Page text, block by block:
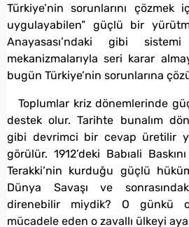
Türkiye’nin sorunlarını
uygulayabilen” güçlü bir
Anayasası’ndaki gibi
mekanizmalarıyla seri karar
bugün Türkiye’nin sorunlarına
Toplumlar kriz dönemlerinde
destek olur. Tarihte bunalım
gibi devrimci bir cevap üretilir
görülür. 1912’deki Babıali
Terakki’nin kurduğu güçlü
Dünya Savaşı ve
direnebilir miydik? O günkü
mücadele eden o zavallı ülkeyi